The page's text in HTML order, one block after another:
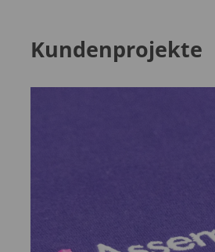
Kundenprojekte